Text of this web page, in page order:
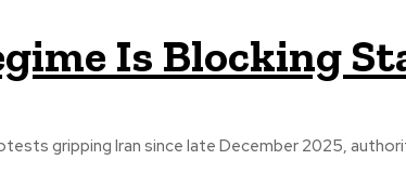
Is Blocking
gripping Iran since late December 2025,